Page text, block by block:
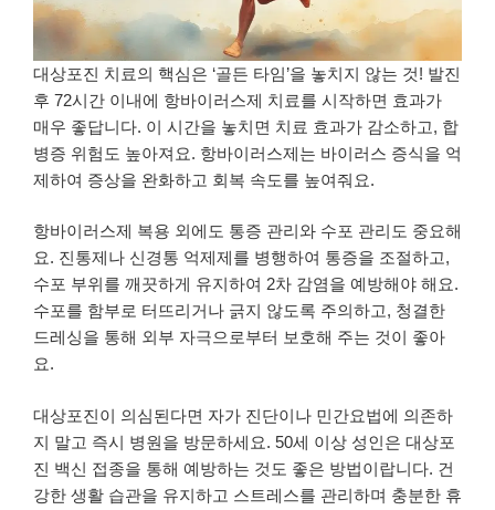
대상포진 치료의 핵심은 ‘골든 타임’을 놓치지 않는 것! 발진
후 72시간 이내에 항바이러스제 치료를 시작하면 효과가
매우 좋답니다. 이 시간을 놓치면 치료 효과가 감소하고, 합
병증 위험도 높아져요. 항바이러스제는 바이러스 증식을 억
제하여 증상을 완화하고 회복 속도를 높여줘요.
항바이러스제 복용 외에도 통증 관리와 수포 관리도 중요해
요. 진통제나 신경통 억제제를 병행하여 통증을 조절하고,
수포 부위를 깨끗하게 유지하여 2차 감염을 예방해야 해요.
수포를 함부로 터뜨리거나 긁지 않도록 주의하고, 청결한
드레싱을 통해 외부 자극으로부터 보호해 주는 것이 좋아
요.
대상포진이 의심된다면 자가 진단이나 민간요법에 의존하
지 말고 즉시 병원을 방문하세요. 50세 이상 성인은 대상포
진 백신 접종을 통해 예방하는 것도 좋은 방법이랍니다. 건
강한 생활 습관을 유지하고 스트레스를 관리하며 충분한 휴